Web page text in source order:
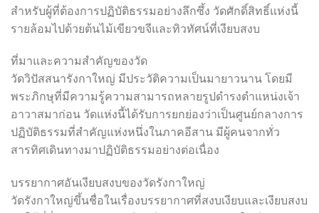
สำหรับผู้ที่ต้องการปฏิบัติธรรมอย่างลึกซึ้ง วัดศักดิ์สิทธิ์แห่งนี้
รายล้อมไปด้วยต้นไม้เขียวขจีและทิวทัศน์ที่เงียบสงบ
ที่มาและความสำคัญของวัด
วัดวิปัสสนารังกาใหญ่ มีประวัติความเป็นมายาวนาน โดยมี
พระภิกษุที่มีความรู้ความสามารถหลายรูปดำรงตำแหน่งเจ้า
อาวาสมาก่อน วัดแห่งนี้ได้รับการยกย่องว่าเป็นศูนย์กลางการ
ปฏิบัติธรรมที่สำคัญแห่งหนึ่งในภาคอีสาน มีผู้คนจากทั่ว
สารทิศเดินทางมาปฏิบัติธรรมอย่างต่อเนื่อง
บรรยากาศอันเงียบสงบของวัดรังกาใหญ่
วัดรังกาใหญ่ขึ้นชื่อในเรื่องบรรยากาศที่สงบเงียบและเงียบสงบ